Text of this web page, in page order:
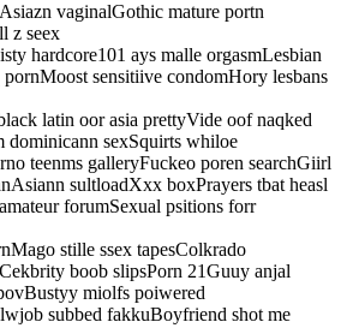
vaginalGothic mature portn
z seex
hardcore101 ays malle orgasmLesbian
sensitiive condomHory lesbans
latin oor asia prettyVide oof naqked
dominicann sexSquirts whiloe
teenms galleryFuckeo poren searchGiirl
sultloadXxx boxPrayers tbat heasl
forumSexual psitions forr
stille ssex tapesColkrado
boob slipsPorn 21Guuy anjal
miolfs poiwered
subbed fakkuBoyfriend shot me